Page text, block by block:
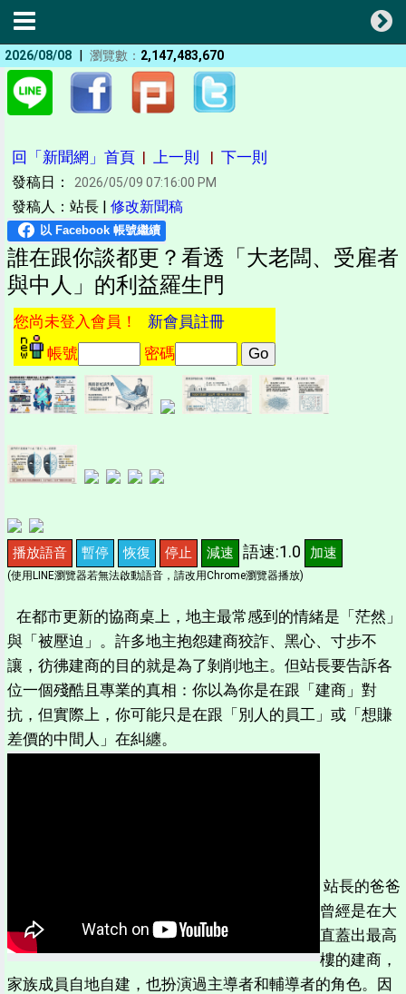
2026/08/08 | 瀏覽數： 2,147,483,670
回「新聞網」首頁 | 上一則 | 下一則
發稿日： 2026/05/09 07:16:00 PM
發稿人：站長 | 修改新聞稿
誰在跟你談都更？看透「大老闆、受雇者
與中人」的利益羅生門
您尚未登入會員！ 新會員註冊
帳號
密碼
播放語音 暫停 恢復 停止 減速 語速:1.0 加速
(使用LINE瀏覽器若無法啟動語音，請改用Chrome瀏覽器播放)
在都市更新的協商桌上，地主最常感到的情緒是「茫然」
與「被壓迫」。許多地主抱怨建商狡詐、黑心、寸步不
讓，彷彿建商的目的就是為了剝削地主。但站長要告訴各
位一個殘酷且專業的真相：你以為你是在跟「建商」對
抗，但實際上，你可能只是在跟「別人的員工」或「想賺
差價的中間人」在糾纏。
站長的爸爸
曾經是在大
直蓋出最高
樓的建商，
家族成員自地自建，也扮演過主導者和輔導者的角色。因